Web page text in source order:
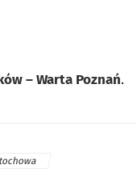
– Warta Poznań.